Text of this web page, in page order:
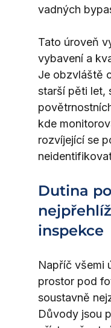
vadných
Tato úroveň
vybavení a
Je obzvláště
starší pěti let,
kde
rozvíjející se
Dutina
inspekce
Napříč všemi
prostor pod
soustavně
Důvody jsou